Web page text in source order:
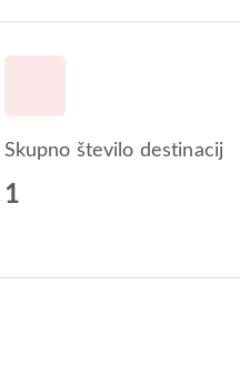
Skupno število destinacij
1